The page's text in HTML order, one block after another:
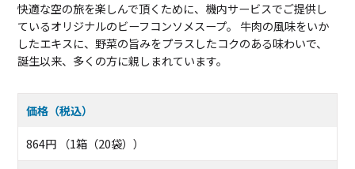
快適な空の旅を楽しんで頂くために、機内サービスでご提供し
ているオリジナルのビーフコンソメスープ。 牛肉の風味をいか
したエキスに、野菜の旨みをプラスしたコクのある味わいで、
誕生以来、多くの方に親しまれています。
価格（税込）
864円 （1箱（20袋））